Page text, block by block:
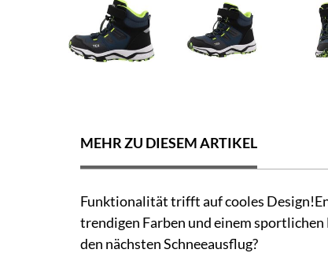
MEHR ZU DIESEM ARTIKEL
Funktionalität trifft auf cooles
trendigen Farben und einem
den nächsten Schneeausflug?